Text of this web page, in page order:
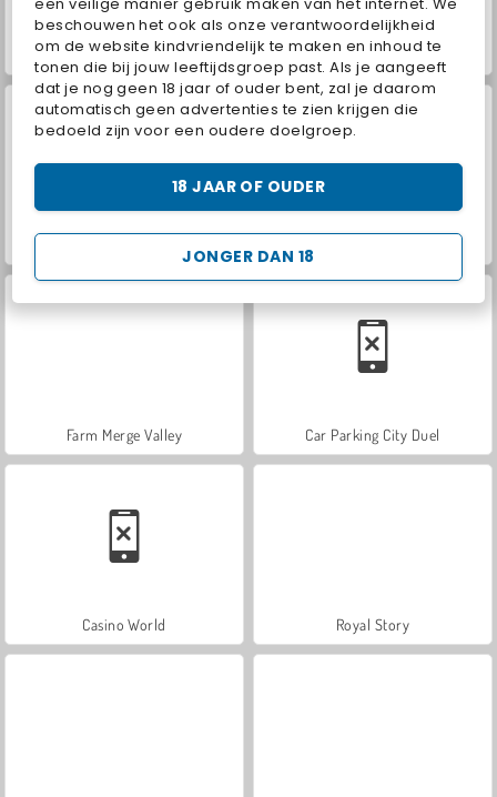
een veilige manier gebruik maken van het internet. We
beschouwen het ook als onze verantwoordelijkheid
om de website kindvriendelijk te maken en inhoud te
tonen die bij jouw leeftijdsgroep past. Als je aangeeft
dat je nog geen 18 jaar of ouder bent, zal je daarom
automatisch geen advertenties te zien krijgen die
bedoeld zijn voor een oudere doelgroep.
JONGER DAN 18
18 JAAR OF OUDER
VegaMix Da Vinci Puzzles Hidden Object: Street of Secrets
ASMR Makeover & Makeup Studio
Farm Merge Valley Car Parking City Duel
Casino World Royal Story